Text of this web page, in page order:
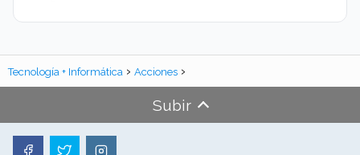
Tecnología + Informática Acciones
Subir